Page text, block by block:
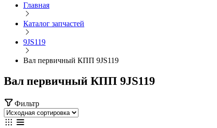
Главная
Каталог запчастей
9JS119
Вал первичный КПП 9JS119
Вал первичный КПП 9JS119
Фильтр